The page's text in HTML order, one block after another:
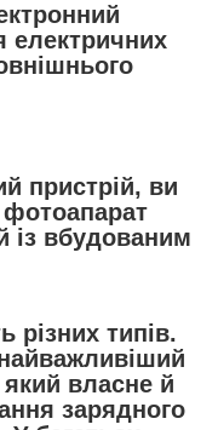
електричних
пристрій, ви
із вбудованим
різних типів.
власне й
зарядного